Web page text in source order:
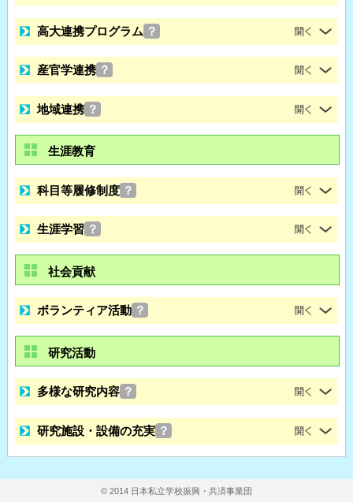
高大連携プログラム ？
産官学連携 ？
地域連携 ？
生涯教育
科目等履修制度 ？
生涯学習 ？
社会貢献
ボランティア活動 ？
研究活動
多様な研究内容 ？
研究施設・設備の充実 ？
© 2014 日本私立学校振興・共済事業団